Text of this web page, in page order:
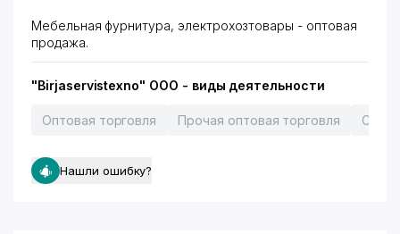
Мебельная фурнитура, электрохозтовары - оптовая
продажа.
"Birjaservistexno" ООО - виды деятельности
Оптовая торговля Прочая оптовая торговля
Нашли ошибку?